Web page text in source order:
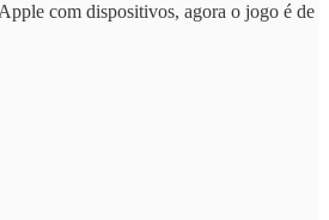
com dispositivos, agora o jogo é de